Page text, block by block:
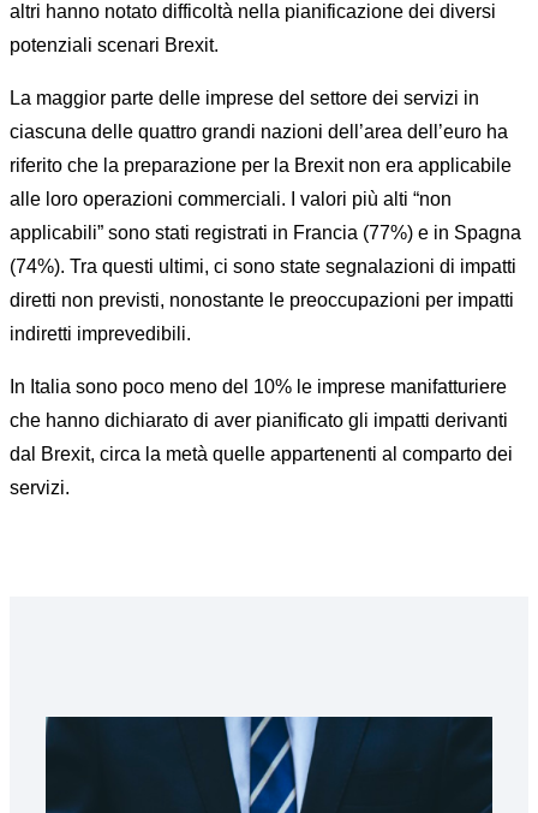
altri hanno notato difficoltà nella pianificazione dei diversi
potenziali scenari Brexit.
La maggior parte delle imprese del settore dei servizi in
ciascuna delle quattro grandi nazioni dell’area dell’euro ha
riferito che la preparazione per la Brexit non era applicabile
alle loro operazioni commerciali. I valori più alti “non
applicabili” sono stati registrati in Francia (77%) e in Spagna
(74%). Tra questi ultimi, ci sono state segnalazioni di impatti
diretti non previsti, nonostante le preoccupazioni per impatti
indiretti imprevedibili.
In Italia sono poco meno del 10% le imprese manifatturiere
che hanno dichiarato di aver pianificato gli impatti derivanti
dal Brexit, circa la metà quelle appartenenti al comparto dei
servizi.